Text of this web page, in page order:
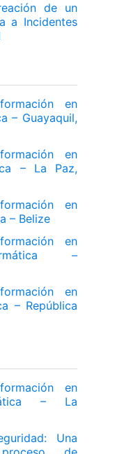
de un
a Incidentes
en
– Guayaquil,
en
– La Paz,
en
– Belize
en
–
en
– República
en
– La
Una